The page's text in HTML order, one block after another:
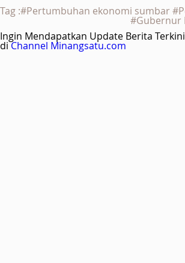
Tag :#Pertumbuhan ekonomi sumbar
#Gubernur
Ingin Mendapatkan Update Berita
diChannel Minangsatu.com